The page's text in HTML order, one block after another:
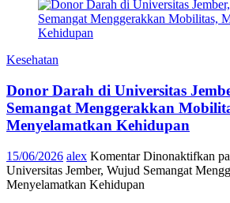
Kesehatan
Donor Darah di Universitas
Semangat Menggerakkan
Menyelamatkan Kehidupan
15/06/2026 alex Komentar Dinonaktifkan
Universitas Jember, Wujud Semangat
Menyelamatkan Kehidupan